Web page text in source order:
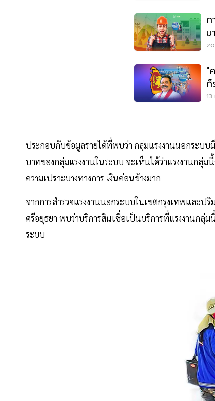
ก
ม
"
ก็
13
ประกอบกับข้อมูลรายได้ที่พบว่า กลุ่มแรงงานนอกระบบ
บาทของกลุ่มแรงงานในระบบ จะเห็นได้ว่าแรงงานกลุ่
ความเปราะบางทางการ เงินค่อนข้างมาก
จากการสำรวจแรงงานนอกระบบในเขตกรุงเทพและ
ศรีอยุธยา พบว่าบริการสินเชื่อเป็นบริการที่แรงงานกลุ่
ระบบ